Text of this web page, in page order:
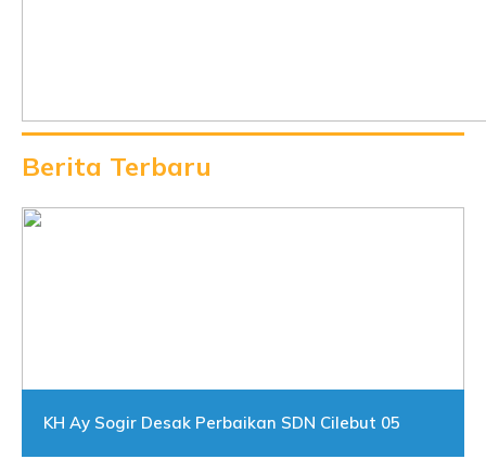
Berita Terbaru
KH Ay Sogir Desak Perbaikan SDN Cilebut 05